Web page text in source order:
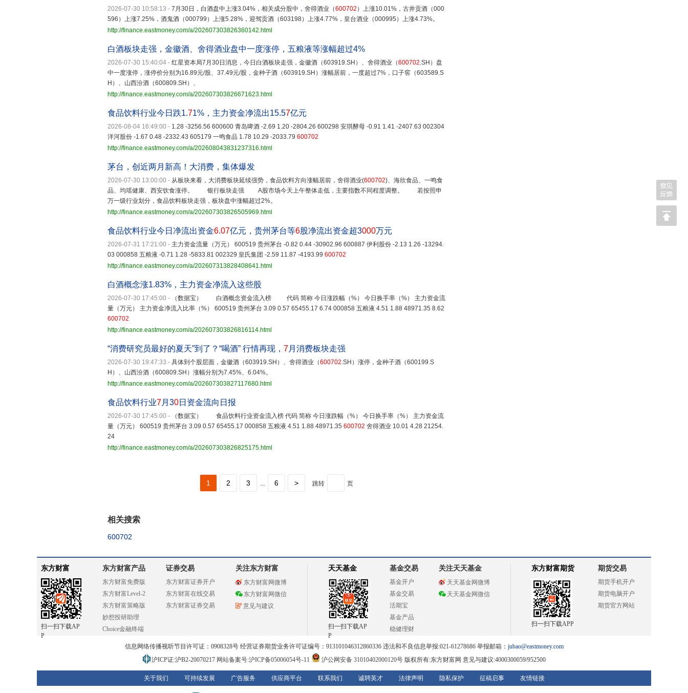
2026-07-30 10:58:13 - 7月30日，白酒盘中上涨3.04%，相关成分股中，舍得酒业（600702 ）上涨10.01%，古井贡酒（000
596）上涨7.25%，酒鬼酒（000799）上涨5.28%，迎驾贡酒（603198）上涨4.77%，皇台酒业（000995）上涨4.73%。
http://finance.eastmoney.com/a/202607303826360142.html
白酒板块走强，金徽酒、舍得酒业盘中一度涨停，五粮液等涨幅超过4%
2026-07-30 15:40:04 - 红星资本局7月30日消息，今日白酒板块走强，金徽酒（603919.SH）、舍得酒业（600702.SH）盘
中一度涨停，涨停价分别为16.89元/股、37.49元/股，金种子酒（603919.SH）涨幅居前，一度超过7%，口子窖（603589.S
H）、山西汾酒（600809.SH）、
http://finance.eastmoney.com/a/202607303826671623.html
食品饮料行业今日跌1.71%，主力资金净流出15.57亿元
2026-08-04 16:49:00 - 1.28 -3256.56 600600 青岛啤酒 -2.69 1.20 -2804.26 600298 安琪酵母 -0.91 1.41 -2407.63 002304
洋河股份 -1.67 0.48 -2332.43 605179 一鸣食品 1.78 10.29 -2033.79 600702
http://finance.eastmoney.com/a/202608043831237316.html
茅台，创近两月新高！大消费，集体爆发
2026-07-30 13:00:00 - 从板块来看，大消费板块延续强势，食品饮料方向涨幅居前，舍得酒业(600702)、海欣食品、一鸣食
品、均瑶健康、西安饮食涨停。 银行板块走强 A股市场今天上午整体走低，主要指数不同程度调整。 若按照申
万一级行业划分，食品饮料板块走强，板块盘中涨幅超过2%。
http://finance.eastmoney.com/a/202607303826505969.html
食品饮料行业今日净流出资金6.07亿元，贵州茅台等6股净流出资金超3000万元
2026-07-31 17:21:00 - 主力资金流量（万元） 600519 贵州茅台 -0.82 0.44 -30902.96 600887 伊利股份 -2.13 1.26 -13294.
03 000858 五粮液 -0.71 1.28 -5833.81 002329 皇氏集团 -2.59 11.87 -4193.99 600702
http://finance.eastmoney.com/a/202607313828408641.html
白酒概念涨1.83%，主力资金净流入这些股
2026-07-30 17:45:00 -
（数据宝） 白酒概念资金流入榜 代码 简称 今日涨跌幅（%） 今日换手率（%） 主力资金流
量（万元） 主力资金净流入比率（%） 600519 贵州茅台 3.09 0.57 65455.17 6.74 000858 五粮液 4.51 1.88 48971.35 8.62
600702
http://finance.eastmoney.com/a/202607303826816114.html
“消费研究员最好的夏天”到了？“喝酒” 行情再现， 7月消费板块走强
2026-07-30 19:47:33 - 具体到个股层面，金徽酒（603919.SH）、舍得酒业（600702.SH）涨停，金种子酒（600199.S
H）、山西汾酒（600809.SH）涨幅分别为7.45%、6.04%。
http://finance.eastmoney.com/a/202607303827117680.html
食品饮料行业7月30日资金流向日报
2026-07-30 17:45:00 -
（数据宝） 食品饮料行业资金流入榜 代码 简称 今日涨跌幅（%） 今日换手率（%） 主力资金流
量（万元） 600519 贵州茅台 3.09 0.57 65455.17 000858 五粮液 4.51 1.88 48971.35 600702 舍得酒业 10.01 4.28 21254.
24
http://finance.eastmoney.com/a/202607303826825175.html
1 2 3 ... 6 > 跳转 页
相关搜索
600702
东方财富
扫一扫下载AP
P
东方财富产品
东方财富免费版
东方财富Level-2
东方财富策略版
妙想投研助理
Choice金融终端
证券交易
东方财富证券开户
东方财富在线交易
东方财富证券交易
关注东方财富
东方财富网微博
东方财富网微信
意见与建议
天天基金
扫一扫下载AP
P
基金交易
基金开户
基金交易
活期宝
基金产品
稳健理财
关注天天基金
天天基金网微博
天天基金网微信
东方财富期货
扫一扫下载APP
期货交易
期货手机开户
期货电脑开户
期货官方网站
信息网络传播视听节目许可证：0908328号 经营证券期货业务许可证编号：913101046312860336 违法和不良信息举报:021-61278686 举报邮箱： jubao@eastmoney.com
沪ICP证:沪B2-20070217 网站备案号:沪ICP备05006054号-11 沪公网安备 31010402000120号版权所有:东方财富网 意见与建议:4000300059/952500
关于我们 可持续发展 广告服务 供应商平台 联系我们 诚聘英才 法律声明 隐私保护 征稿启事 友情链接